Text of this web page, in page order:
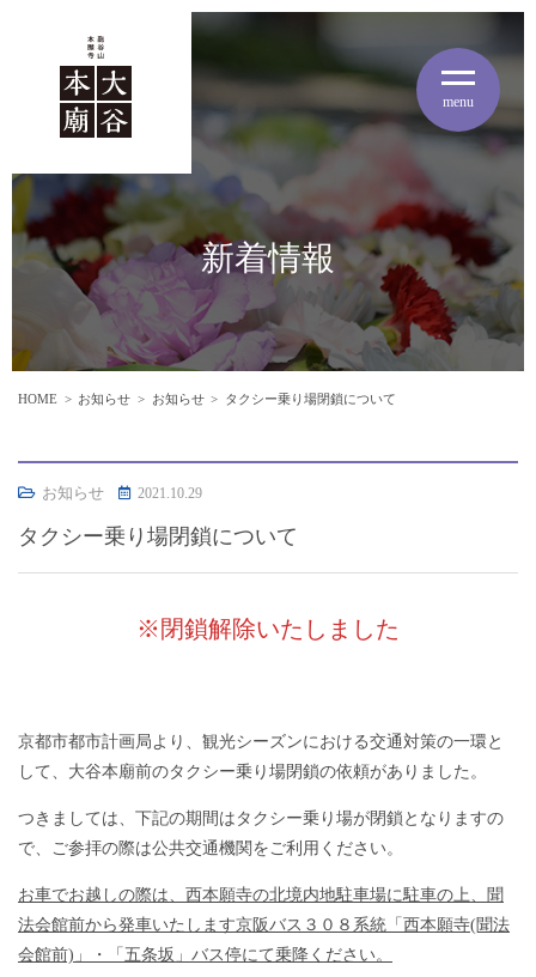
menu
新着情報
HOME お知らせ お知らせ タクシー乗り場閉鎖について
お知らせ 2021.10.29
タクシー乗り場閉鎖について
※閉鎖解除いたしました
京都市都市計画局より、観光シーズンにおける交通対策の一環と
して、大谷本廟前のタクシー乗り場閉鎖の依頼がありました。
つきましては、下記の期間はタクシー乗り場が閉鎖となりますの
で、ご参拝の際は公共交通機関をご利用ください。
お車でお越しの際は、西本願寺の北境内地駐車場に駐車の上、聞
法会館前から発車いたします京阪バス３０８系統「西本願寺(聞法
会館前)」・「五条坂」バス停にて乗降ください。